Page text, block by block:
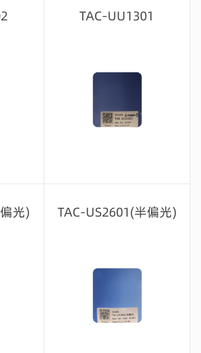
TAC-UU1301
光) TAC-US2601(半偏光)